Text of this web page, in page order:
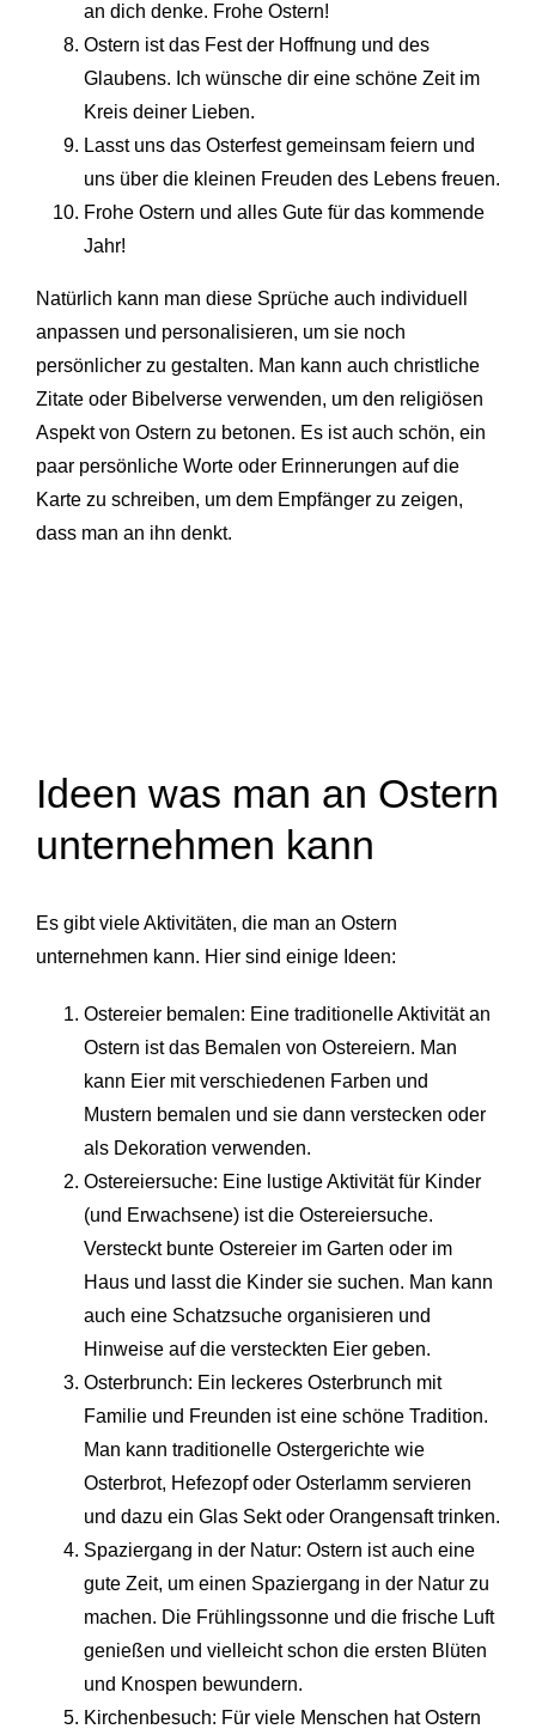
an dich denke. Frohe Ostern!
Ostern ist das Fest der Hoffnung und des
Glaubens. Ich wünsche dir eine schöne Zeit im
Kreis deiner Lieben.
Lasst uns das Osterfest gemeinsam feiern und
uns über die kleinen Freuden des Lebens freuen.
Frohe Ostern und alles Gute für das kommende
Jahr!
Natürlich kann man diese Sprüche auch individuell
anpassen und personalisieren, um sie noch
persönlicher zu gestalten. Man kann auch christliche
Zitate oder Bibelverse verwenden, um den religiösen
Aspekt von Ostern zu betonen. Es ist auch schön, ein
paar persönliche Worte oder Erinnerungen auf die
Karte zu schreiben, um dem Empfänger zu zeigen,
dass man an ihn denkt.
Ideen was man an Ostern
unternehmen kann
Es gibt viele Aktivitäten, die man an Ostern
unternehmen kann. Hier sind einige Ideen:
Ostereier bemalen: Eine traditionelle Aktivität an
Ostern ist das Bemalen von Ostereiern. Man
kann Eier mit verschiedenen Farben und
Mustern bemalen und sie dann verstecken oder
als Dekoration verwenden.
Ostereiersuche: Eine lustige Aktivität für Kinder
(und Erwachsene) ist die Ostereiersuche.
Versteckt bunte Ostereier im Garten oder im
Haus und lasst die Kinder sie suchen. Man kann
auch eine Schatzsuche organisieren und
Hinweise auf die versteckten Eier geben.
Osterbrunch: Ein leckeres Osterbrunch mit
Familie und Freunden ist eine schöne Tradition.
Man kann traditionelle Ostergerichte wie
Osterbrot, Hefezopf oder Osterlamm servieren
und dazu ein Glas Sekt oder Orangensaft trinken.
Spaziergang in der Natur: Ostern ist auch eine
gute Zeit, um einen Spaziergang in der Natur zu
machen. Die Frühlingssonne und die frische Luft
genießen und vielleicht schon die ersten Blüten
und Knospen bewundern.
Kirchenbesuch: Für viele Menschen hat Ostern